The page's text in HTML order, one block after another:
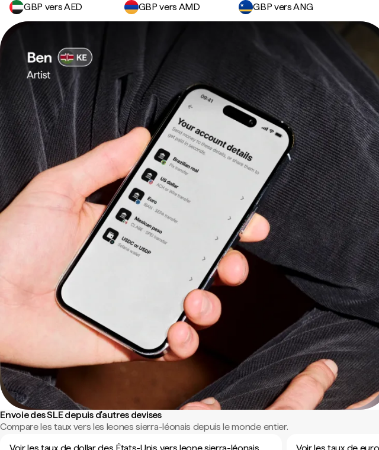
GBP vers AED GBP vers AMD GBP vers ANG
Envoie des SLE depuis d'autres devises
Compare les taux vers les leones sierra-léonais depuis le monde entier.